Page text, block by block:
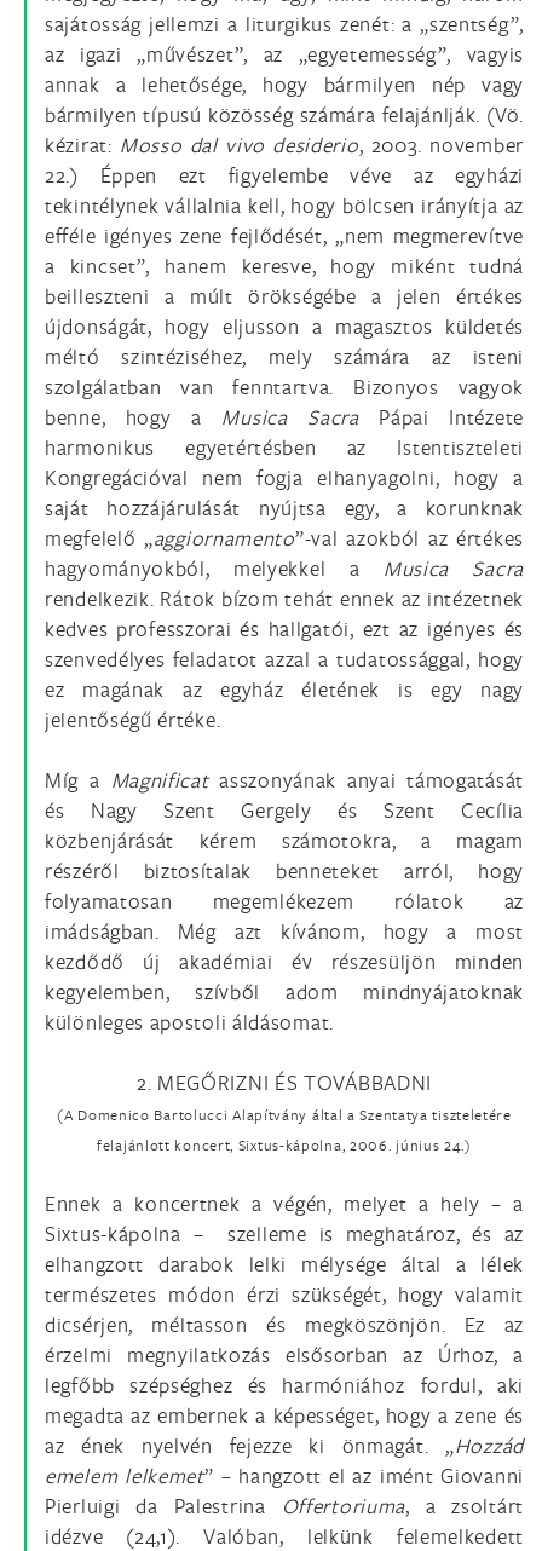
sajátosság jellemzi a liturgikus zenét: a „szentség”,
az igazi „művészet”, az „egyetemesség”, vagyis
annak a lehetősége, hogy bármilyen nép vagy
bármilyen típusú közösség számára felajánlják. (Vö.
kézirat: Mosso dal vivo desiderio, 2003. november
22.) Éppen ezt figyelembe véve az egyházi
tekintélynek vállalnia kell, hogy bölcsen irányítja az
efféle igényes zene fejlődését, „nem megmerevítve
a kincset”, hanem keresve, hogy miként tudná
beilleszteni a múlt örökségébe a jelen értékes
újdonságát, hogy eljusson a magasztos küldetés
méltó szintéziséhez, mely számára az isteni
szolgálatban van fenntartva. Bizonyos vagyok
benne, hogy a Musica Sacra Pápai Intézete
harmonikus egyetértésben az Istentiszteleti
Kongregációval nem fogja elhanyagolni, hogy a
saját hozzájárulását nyújtsa egy, a korunknak
megfelelő „aggiornamento”-val azokból az értékes
hagyományokból, melyekkel a Musica Sacra
rendelkezik. Rátok bízom tehát ennek az intézetnek
kedves professzorai és hallgatói, ezt az igényes és
szenvedélyes feladatot azzal a tudatossággal, hogy
ez magának az egyház életének is egy nagy
jelentőségű értéke.
Míg a Magnificatasszonyának anyai támogatását
és Nagy Szent Gergely és Szent Cecília
közbenjárását kérem számotokra, a magam
részéről biztosítalak benneteket arról, hogy
folyamatosan megemlékezem rólatok az
imádságban. Még azt kívánom, hogy a most
kezdődő új akadémiai év részesüljön minden
kegyelemben, szívből adom mindnyájatoknak
különleges apostoli áldásomat.
2. MEGŐRIZNI ÉS TOVÁBBADNI
(A Domenico Bartolucci Alapítvány által a Szentatya tiszteletére
felajánlott koncert, Sixtus-kápolna, 2006. június 24.)
Ennek a koncertnek a végén, melyet a hely – a
Sixtus-kápolna – szelleme is meghatároz, és az
elhangzott darabok lelki mélysége által a lélek
természetes módon érzi szükségét, hogy valamit
dicsérjen, méltasson és megköszönjön. Ez az
érzelmi megnyilatkozás elsősorban az Úrhoz, a
legfőbb szépséghez és harmóniához fordul, aki
megadta az embernek a képességet, hogy a zene és
az ének nyelvén fejezze ki önmagát. „Hozzád
emelem lelkemet” – hangzott el az imént Giovanni
Pierluigi da Palestrina
Offertoriuma, a zsoltárt
idézve (24,1). Valóban, lelkünk felemelkedett